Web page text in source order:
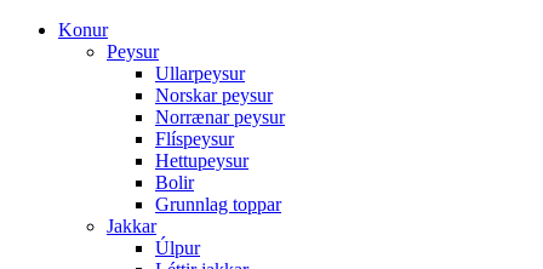
Konur
Peysur
Ullarpeysur
Norskar peysur
Norrænar peysur
Flíspeysur
Hettupeysur
Bolir
Grunnlag toppar
Jakkar
Úlpur